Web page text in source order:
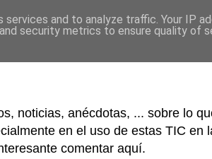
noticias, anécdotas, ... sobre lo
en el uso de estas TIC en
comentar aquí.
and to analyze traffic. Your IP
security metrics to ensure quality of